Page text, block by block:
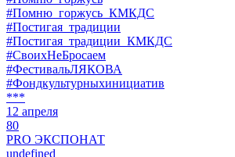
#Помню_горжусь_КМКДС
#Постигая_традиции
#Постигая_традиции_КМКДС
#СвоихНеБросаем
#ФестивальЛЯКОВА
#Фондкультурныхинициатив
***
12 апреля
80
PRO ЭКСПОНАТ
undefined